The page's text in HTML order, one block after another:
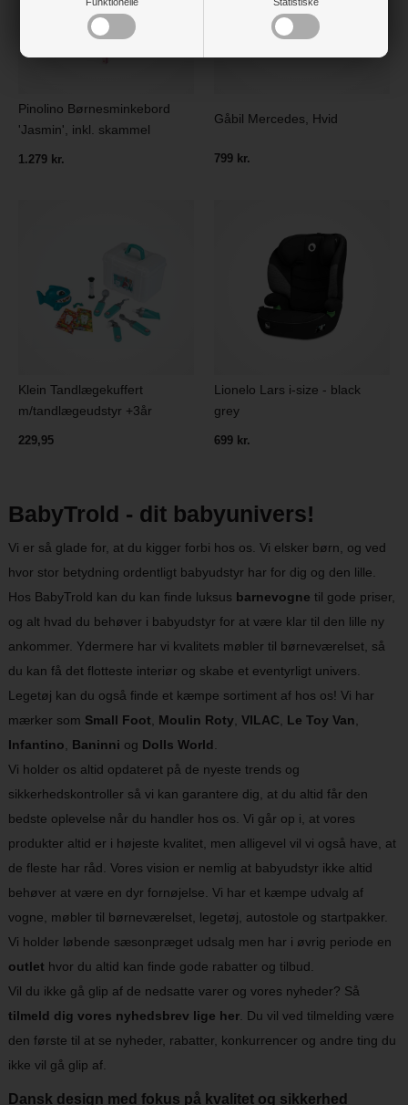
Pinolino Børnesminkebord
'Jasmin', inkl. skammel
1.279 kr.
Gåbil Mercedes, Hvid
799 kr.
Klein Tandlægekuffert
m/tandlægeudstyr +3år
229,95
Lionelo Lars i-size - black
grey
699 kr.
BabyTrold - dit babyunivers!
Vi er så glade for, at du kigger forbi hos os. Vi elsker børn, og ved
hvor stor betydning ordentligt babyudstyr har for dig og den lille.
Hos BabyTrold kan du kan finde luksus barnevogne til gode priser,
og alt hvad du behøver i babyudstyr for at være klar til den lille ny
ankommer. Ydermere har vi kvalitets møbler til børneværelset, så
du kan få det flotteste interiør og skabe et eventyrligt univers.
Legetøj kan du også finde et kæmpe sortiment af hos os! Vi har
mærker som Small Foot Moulin Roty, VILAC Le Toy Van
Infantino
Baninni og Dolls World
Vi holder os altid opdateret på de nyeste trends og
sikkerhedskontroller så vi kan garantere dig, at du altid får den
bedste oplevelse når du handler hos os. Vi går op i, at vores
produkter altid er i højeste kvalitet, men alligevel vil vi også have, at
de fleste har råd. Vores vision er nemlig at babyudstyr ikke altid
behøver at være en dyr fornøjelse. Vi har et kæmpe udvalg af
vogne, møbler til børneværelset, legetøj, autostole og startpakker.
Vi holder løbende sæsonpræget udsalg men har i øvrig periode en
outlet hvor du altid kan finde gode rabatter og tilbud.
Vil du ikke gå glip af de nedsatte varer og vores nyheder? Så
tilmeld dig vores nyhedsbrev lige her. Du vil ved tilmelding være
den første til at se nyheder, rabatter, konkurrencer og andre ting du
ikke vil gå glip af.
Dansk design med fokus på kvalitet og sikkerhed